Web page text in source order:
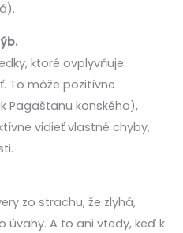
ktoré ovplyvňuje
To môže pozitívne
Pagaštanu konského),
vidieť vlastné chyby,
zo strachu, že zlyhá,
úvahy. A to ani vtedy, keď k